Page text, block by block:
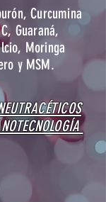
Curcumina
Guaraná,
Moringa
y MSM.